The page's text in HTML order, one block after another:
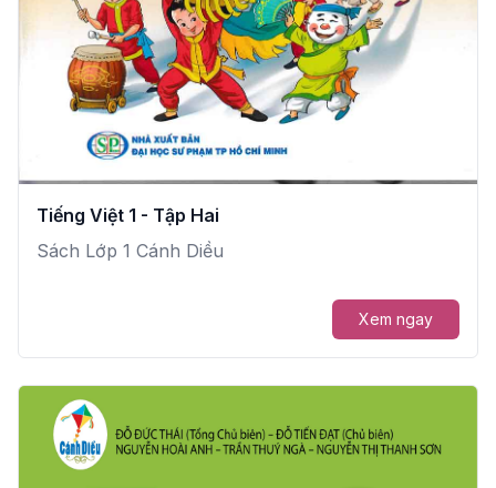
Tiếng Việt 1 - Tập Hai
Sách Lớp 1 Cánh Diều
Xem ngay